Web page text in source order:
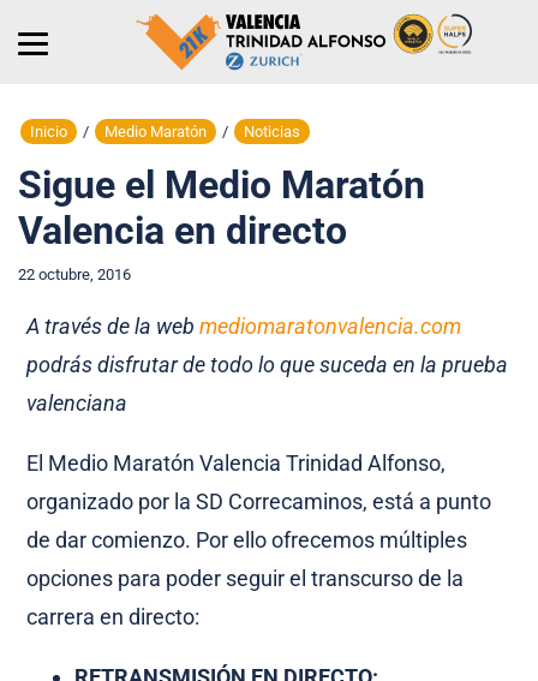
Inicio / Medio Maratón / Noticias
Sigue el Medio Maratón
Valencia en directo
22 octubre, 2016
A través de la webmediomaratonvalencia.com
podrás disfrutar de todo lo que suceda en la prueba
valenciana
El Medio Maratón Valencia Trinidad Alfonso,
organizado por la SD Correcaminos, está a punto
de dar comienzo. Por ello ofrecemos múltiples
opciones para poder seguir el transcurso de la
carrera en directo: